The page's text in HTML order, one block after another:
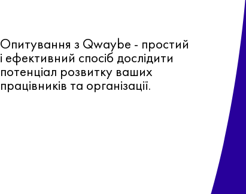
Опитування з Qwaybe - простий
і ефективний спосіб дослідити
потенціал розвитку ваших
працівників та організації.